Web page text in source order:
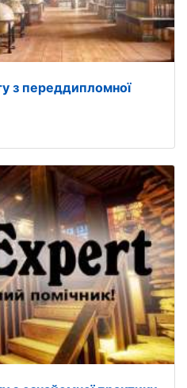
з переддипломної